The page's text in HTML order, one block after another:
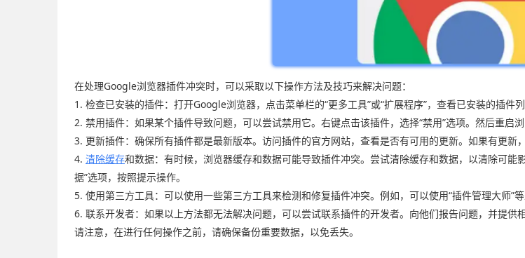
在处理Google浏览器插件冲突时，可以采取以下操作方法及技巧来解决问题：
1. 检查已安装的插件：打开Google浏览器，点击菜单栏的“更多工具”或“扩展程序”，查看已安装的插件
2. 禁用插件：如果某个插件导致问题，可以尝试禁用它。右键点击该插件，选择“禁用”选项。然后重启
3. 更新插件：确保所有插件都是最新版本。访问插件的官方网站，查看是否有可用的更新。如果有更新
4. 清除缓存和数据：有时候，浏览器缓存和数据可能导致插件冲突。尝试清除缓存和数据，以清除可能
据”选项，按照提示操作。
5. 使用第三方工具：可以使用一些第三方工具来检测和修复插件冲突。例如，可以使用“插件管理大师”
6. 联系开发者：如果以上方法都无法解决问题，可以尝试联系插件的开发者。向他们报告问题，并提供
请注意，在进行任何操作之前，请确保备份重要数据，以免丢失。